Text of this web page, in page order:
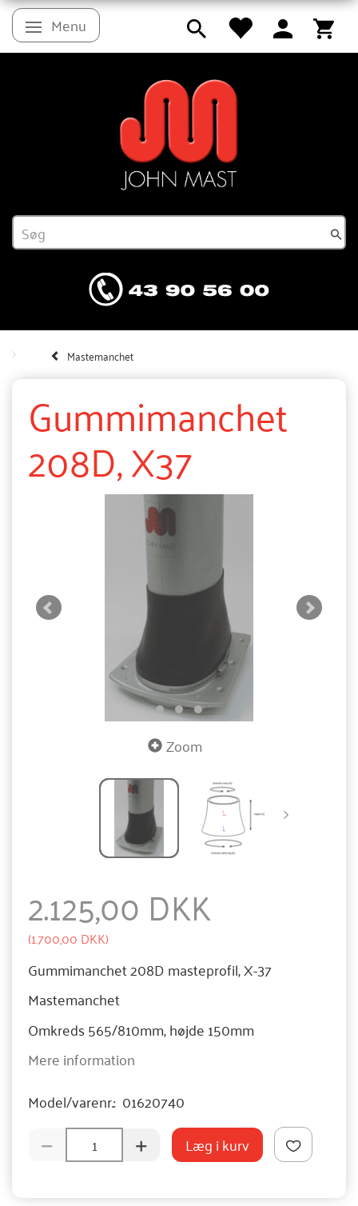
Skifte navigation
Menu
Mastemanchet
Gummimanchet
208D, X37
Zoom
2.125,00 DKK
(1.700,00 DKK)
Gummimanchet 208D masteprofil, X-37
Mastemanchet
Omkreds 565/810mm, højde 150mm
Mere information
Model/varenr.: 01620740
Læg i kurv